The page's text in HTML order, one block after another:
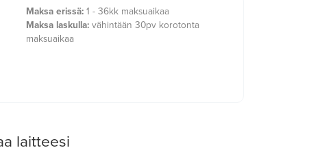
Maksa erissä:1 - 36kk maksuaikaa
Maksa laskulla:vähintään 30pv korotonta
maksuaikaa
laitteesi